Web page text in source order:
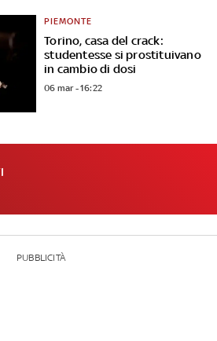
Torino, casa del crack:
studentesse si prostituivano
in cambio di dosi
PIEMONTE
06 mar - 16:22
PUBBLICITÀ